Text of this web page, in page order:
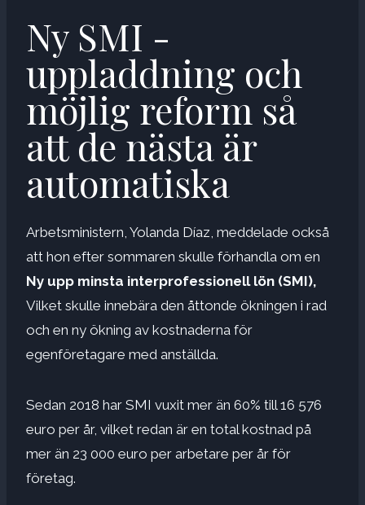
Ny SMI -
uppladdning och
möjlig reform så
att de nästa är
automatiska
Arbetsministern, Yolanda Díaz, meddelade också
att hon efter sommaren skulle förhandla om en
Ny upp minsta interprofessionell lön (SMI),
Vilket skulle innebära den åttonde ökningen i rad
och en ny ökning av kostnaderna för
egenföretagare med anställda.
Sedan 2018 har SMI vuxit mer än 60% till 16 576
euro per år, vilket redan är en total kostnad på
mer än 23 000 euro per arbetare per år för
företag.